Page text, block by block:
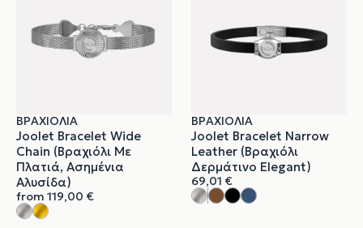
ΒΡΑΧΙΌΛΙΑ
Joolet Bracelet Wide
Chain (Βραχιόλι Με
Πλατιά, Ασημένια
Αλυσίδα)
from 119,00 €
ΒΡΑΧΙΌΛΙΑ
Joolet Bracelet Narrow
Leather (Βραχιόλι
Δερμάτινο Elegant)
69,01 €